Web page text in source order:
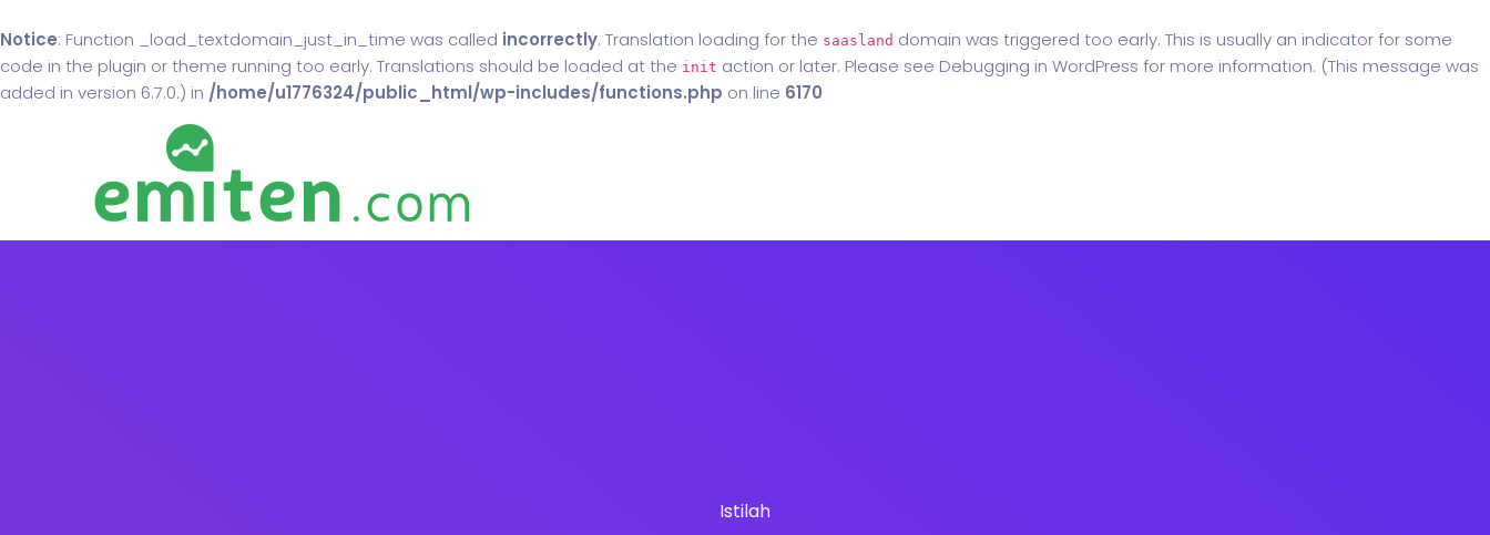
Notice: Function _load_textdomain_just_in_time was called incorrectly. Translation loading for the saasland domain was triggered too early. This is usually an indicator for some
code in the plugin or theme running too early. Translations should be loaded at the init action or later. Please see Debugging in WordPress for more information. (This message was
added in version 6.7.0.) in /home/u1776324/public_html/wp-includes/functions.php on line 6170
Istilah